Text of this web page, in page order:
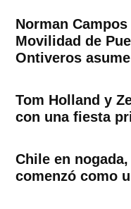
Norman
Movilidad de
Ontiveros
Tom Holland y
con una fiesta
Chile en
comenzó como